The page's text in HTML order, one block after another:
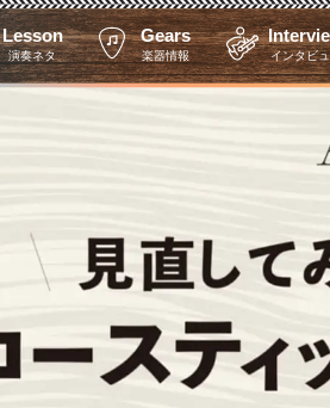
Lesson
演奏ネタ
Gears
楽器情報 インタビ